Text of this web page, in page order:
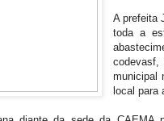
A prefeita
toda a
codevasf,
municipal
local para